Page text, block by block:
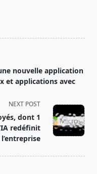
nouvelle application
et applications avec
NEXT POST
dont 1
redéfinit
l’entreprise